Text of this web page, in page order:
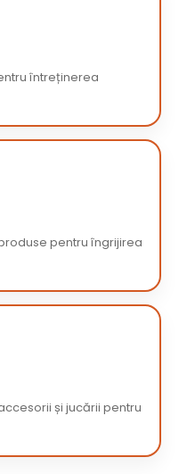
întreținerea
pentru îngrijirea
și jucării pentru